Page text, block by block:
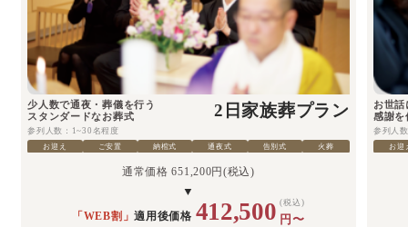
少人数で通夜・葬儀を行う
スタンダードなお葬式
2日家族葬プラン
参列人数：1~30名程度
お迎え ご安置 納棺式 通夜式 告別式 火葬
通常価格 651,200円(税込)
▼
「WEB割」適用後価格 412,500 (税込)
円〜
お世話
感謝を
参列人
お迎